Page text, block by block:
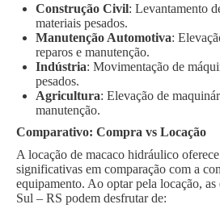
Construção Civil: Levantamento
materiais pesados.
Manutenção Automotiva:
reparos e manutenção.
Indústria: Movimentação de
pesados.
Agricultura: Elevação de
manutenção.
Comparativo: Compra vs Locação
A locação de macaco hidráulico
significativas em comparação com a
equipamento. Ao optar pela locação,
Sul – RS podem desfrutar de: